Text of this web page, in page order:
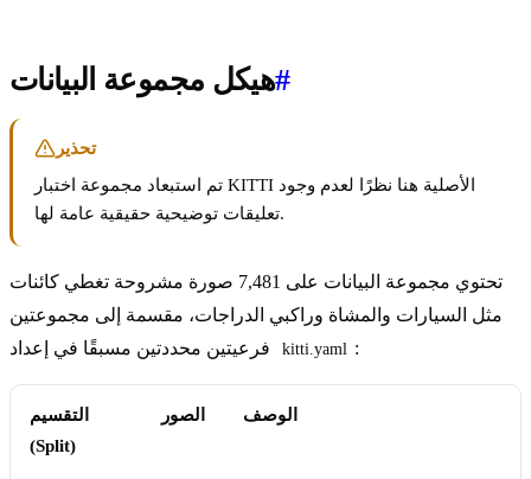
هيكل مجموعة البيانات#
تحذير
تم استبعاد مجموعة اختبار KITTI الأصلية هنا نظرًا لعدم وجود
تعليقات توضيحية حقيقية عامة لها.
تحتوي مجموعة البيانات على 7,481 صورة مشروحة تغطي كائنات
مثل السيارات والمشاة وراكبي الدراجات، مقسمة إلى مجموعتين
kitti.yaml :
التقسيم
(Split)
الصور الوصف